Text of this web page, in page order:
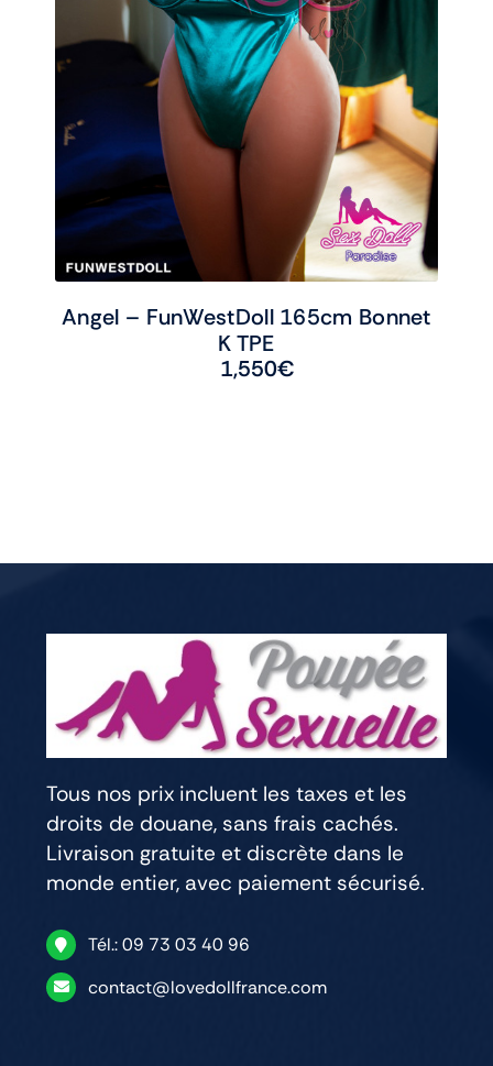
Angel – FunWestDoll 165cm Bonnet
K TPE
1,550€
Tous nos prix incluent les taxes et les
droits de douane, sans frais cachés.
Livraison gratuite et discrète dans le
monde entier, avec paiement sécurisé.
Tél.: 09 73 03 40 96
contact@lovedollfrance.com